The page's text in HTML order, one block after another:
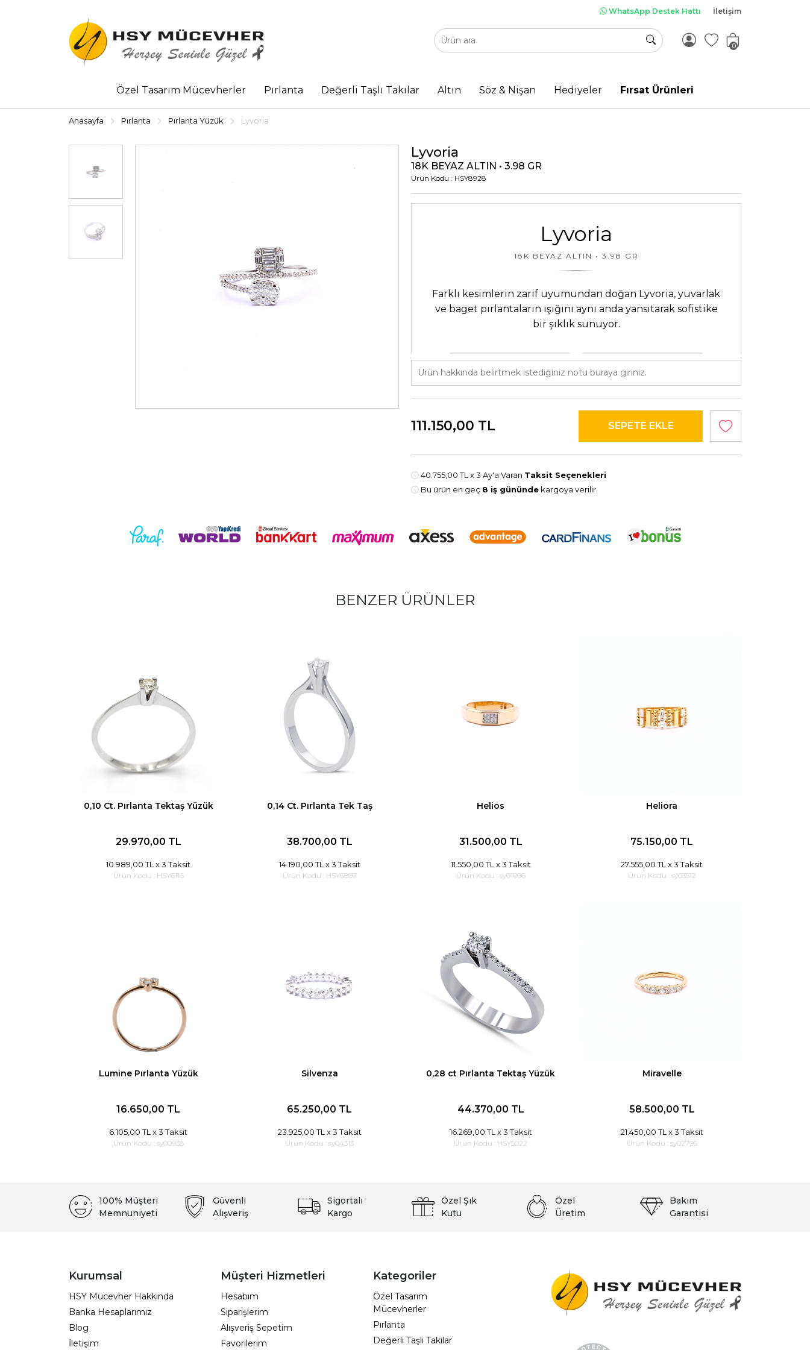
WhatsApp Destek Hattı İletişim
0
Özel Tasarım Mücevherler Pırlanta Değerli Taşlı Takılar Altın Söz & Nişan Hediyeler Fırsat Ürünleri
Anasayfa Pırlanta Pırlanta Yüzük Lyvoria
Lyvoria
18K BEYAZ ALTIN • 3.98 GR
Ürün Kodu : HSY8928
Lyvoria
18K BEYAZ ALTIN • 3.98 GR
Farklı kesimlerin zarif uyumundan doğan Lyvoria, yuvarlak
ve baget pırlantaların ışığını aynı anda yansıtarak sofistike
bir şıklık sunuyor.
ÜRÜN DETAYLARI
18 Ayar Beyaz Altın
TAŞ DETAYLARI
Pırlanta: 0.64 ct E VS
sunulmaktadır
-Tüm pırlantalı ürünlerimiz, HSY Mücevher sertifikası ve garanti belgesi ile
111.150,00 TL
40.755,00 TL x 3 Ay'a Varan Taksit Seçenekleri
Bu ürün en geç 8 iş gününde kargoya verilir.
BENZER ÜRÜNLER
0,10 Ct. Pırlanta Tektaş Yüzük
29.970,00 TL
10.989,00 TL x 3 Taksit
Ürün Kodu : HSY6116
0,14 Ct. Pırlanta Tek Taş
38.700,00 TL
14.190,00 TL x 3 Taksit
Ürün Kodu : HSY6897
Helios
31.500,00 TL
11.550,00 TL x 3 Taksit
Ürün Kodu : sy01096
Heliora
75.150,00 TL
27.555,00 TL x 3 Taksit
Ürün Kodu : sy03512
Lumine Pırlanta Yüzük
16.650,00 TL
6.105,00 TL x 3 Taksit
Ürün Kodu : sy00938
Silvenza
65.250,00 TL
23.925,00 TL x 3 Taksit
Ürün Kodu : sy04313
0,28 ct Pırlanta Tektaş Yüzük
44.370,00 TL
16.269,00 TL x 3 Taksit
Ürün Kodu : HSY5022
Miravelle
58.500,00 TL
21.450,00 TL x 3 Taksit
Ürün Kodu : sy02795
100% Müşteri
Memnuniyeti
Güvenli
Alışveriş
Sigortalı
Kargo
Özel Şık
Kutu
Özel
Üretim
Bakım
Garantisi
Kurumsal
HSY Mücevher Hakkında
Banka Hesaplarımız
Blog
İletişim
Müşteri Hizmetleri
Hesabım
Siparişlerim
Alışveriş Sepetim
Favorilerim
Kategoriler
Özel Tasarım
Mücevherler
Pırlanta
Değerli Taşlı Takılar